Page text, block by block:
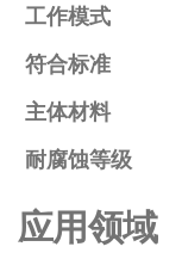
工作模式
符合标准
主体材料
耐腐蚀等级
应用领域